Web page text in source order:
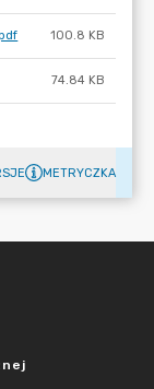
100.8 KB
74.84 KB
METRYCZKA